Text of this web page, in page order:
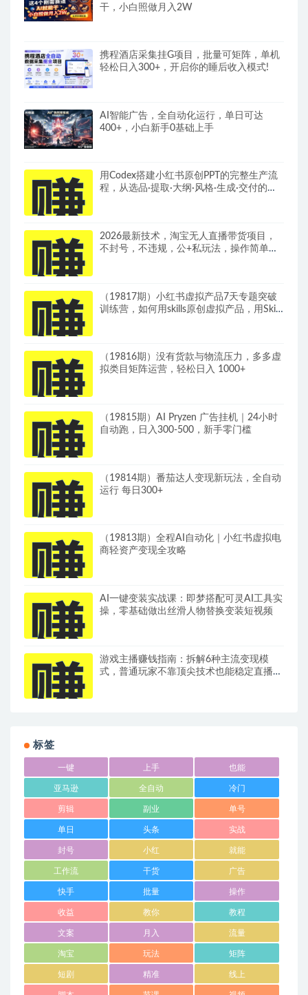
干，小白照做月入2W
携程酒店采集挂G项目，批量可矩阵，单机
轻松日入300+，开启你的睡后收入模式!
AI智能广告，全自动化运行，单日可达
400+，小白新手0基础上手
用Codex搭建小红书原创PPT的完整生产流
程，从选品·提取·大纲·风格·生成·交付的九
2026最新技术，淘宝无人直播带货项目，
不封号，不违规，公+私玩法，操作简单，
（19817期）小红书虚拟产品7天专题突破
训练营，如何用skills原创虚拟产品，用Skil
（19816期）没有货款与物流压力，多多虚
拟类目矩阵运营，轻松日入 1000+
（19815期）AI Pryzen 广告挂机｜24小时
自动跑，日入300-500，新手零门槛
（19814期）番茄达人变现新玩法，全自动
运行 每日300+
（19813期）全程AI自动化｜小红书虚拟电
商轻资产变现全攻略
AI一键变装实战课：即梦搭配可灵AI工具实
操，零基础做出丝滑人物替换变装短视频
游戏主播赚钱指南：拆解6种主流变现模
式，普通玩家不靠顶尖技术也能稳定直播增
标签
一键 上手 也能
亚马逊 全自动 冷门
剪辑 副业 单号
单日 头条 实战
封号 小红 就能
工作流 干货 广告
快手 批量 操作
收益 教你 教程
文案 月入 流量
淘宝 玩法 矩阵
短剧 精准 线上